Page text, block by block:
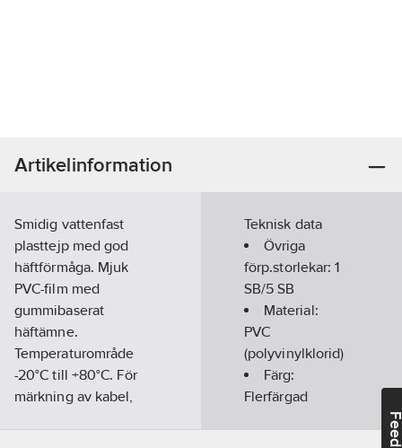
Artikelinformation
Smidig vattenfast
plasttejp med god
häftförmåga. Mjuk
PVC-film med
gummibaserat
häftämne.
Temperaturområde
-20°C till +80°C. För
märkning av kabel,
Teknisk data
Övriga
förp.storlekar:1
SB/5 SB
Material:
PVC
(polyvinylklorid)
Färg:
Flerfärgad